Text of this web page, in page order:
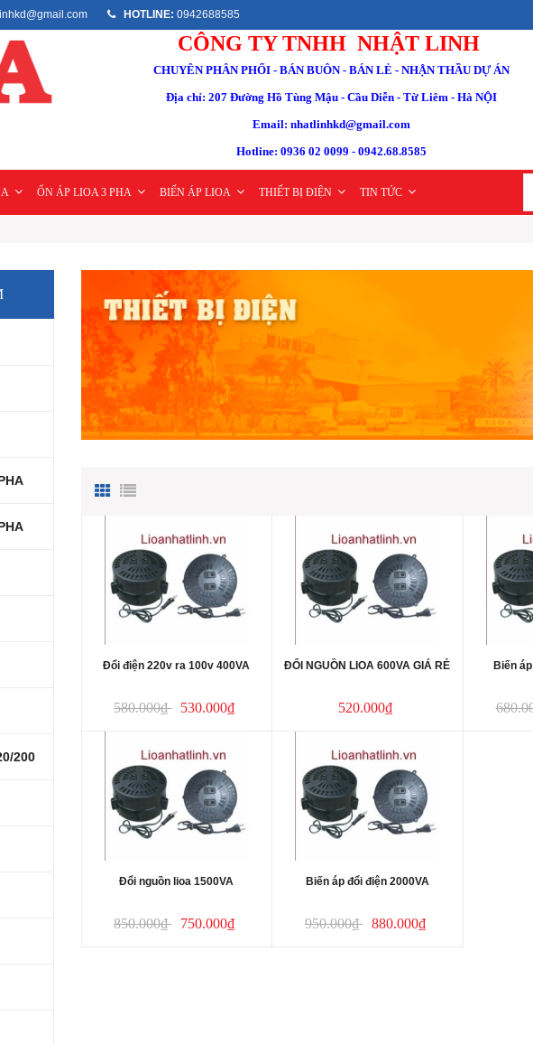
HOTLINE: 0942688585
CÔNG TY TNHH NHẬT LINH
CHUYÊN PHÂN PHỐI - BÁN BUÔN - BÁN LẺ - NHẬN THẦU DỰ ÁN
Địa chỉ: 207 Đường Hồ Tùng Mậu - Cầu Diễn - Từ Liêm - Hà NỘI
Email: nhatlinhkd@gmail.com
Hotline: 0936 02 0099 - 0942.68.8585
ỔN ÁP LIOA 3 PHA BIẾN ÁP LIOA THIẾT BỊ ĐIỆN TIN TỨC
200
Đổi điện 220v ra 100v 400VA
580.000₫ 530.000₫
ĐỔI NGUỒN LIOA 600VA GIÁ RẺ
520.000₫
Biến
Đổi nguồn lioa 1500VA
850.000₫ 750.000₫
Biến áp đổi điện 2000VA
950.000₫ 880.000₫